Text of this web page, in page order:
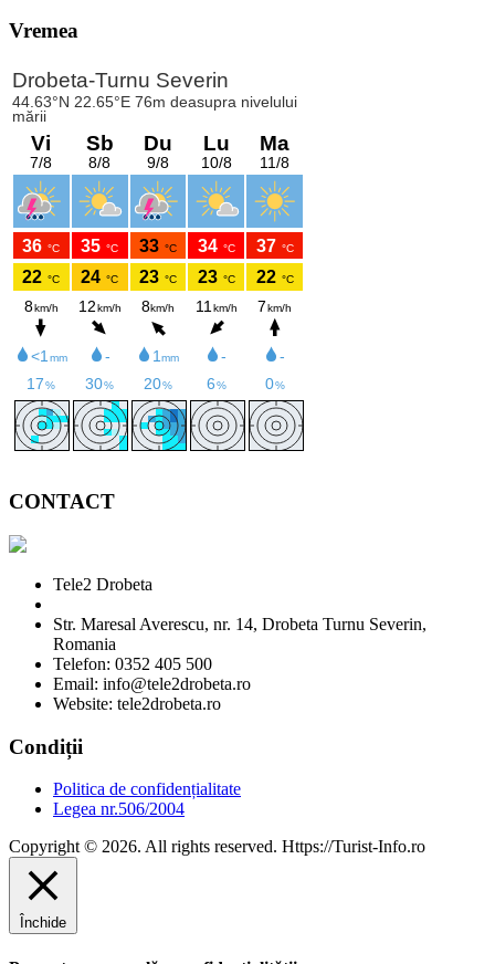
Vremea
CONTACT
Tele2 Drobeta
Str. Maresal Averescu, nr. 14, Drobeta Turnu Severin,
Romania
Telefon: 0352 405 500
Email: info@tele2drobeta.ro
Website: tele2drobeta.ro
Condiții
Politica de confidențialitate
Legea nr.506/2004
Copyright © 2026. All rights reserved. Https://Turist-Info.ro
Închide